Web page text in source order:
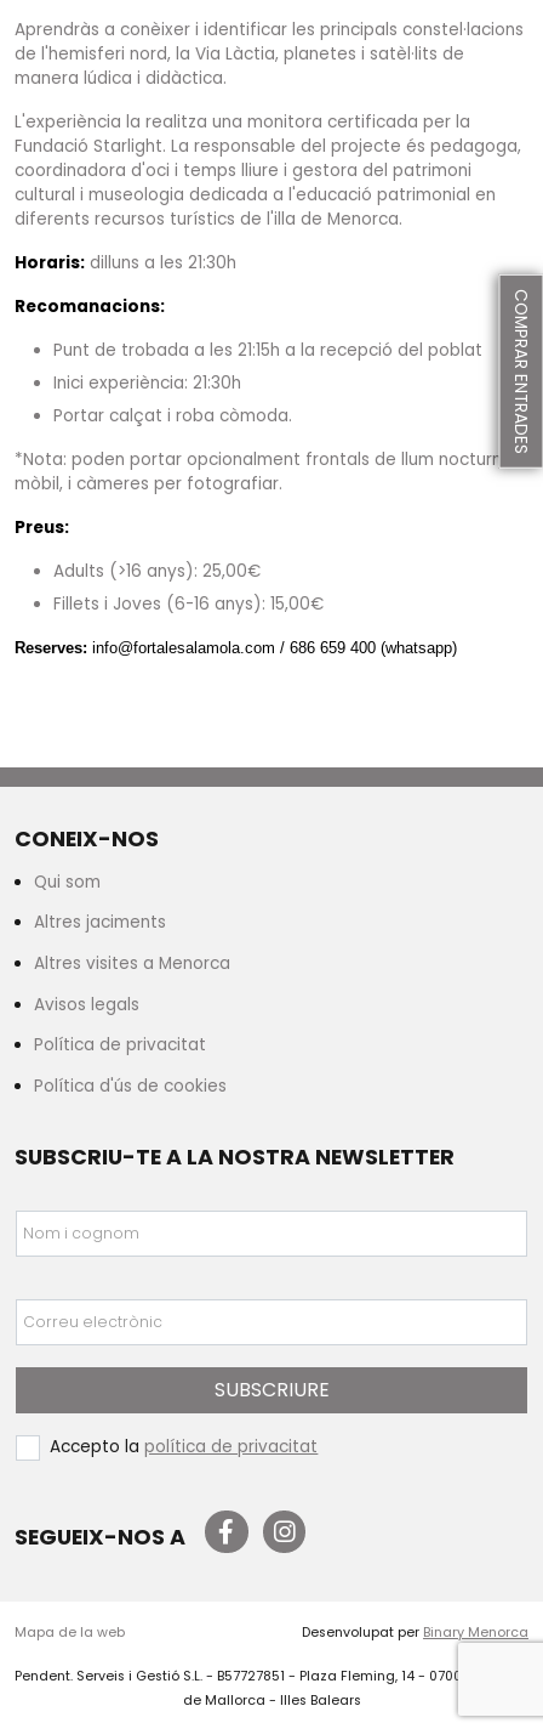
Aprendràs a conèixer i identificar les principals constel·lacions
de l'hemisferi nord, la Via Làctia, planetes i satèl·lits de
manera lúdica i didàctica.
L'experiència la realitza una monitora certificada per la
Fundació Starlight. La responsable del projecte és pedagoga,
coordinadora d'oci i temps lliure i gestora del patrimoni
cultural i museologia dedicada a l'educació patrimonial en
diferents recursos turístics de l'illa de Menorca.
Horaris: dilluns a les 21:30h
Recomanacions:
Punt de trobada a les 21:15h a la recepció del poblat
Inici experiència: 21:30h
Portar calçat i roba còmoda.
*Nota: poden portar opcionalment frontals de llum nocturna,
mòbil, i càmeres per fotografiar.
Preus:
Adults (>16 anys): 25,00€
Fillets i Joves (6-16 anys): 15,00€
Reserves: info@fortalesalamola.com / 686 659 400 (whatsapp)
COMPRAR ENTRADES
CONEIX-NOS
Qui som
Altres jaciments
Altres visites a Menorca
Avisos legals
Política de privacitat
Política d'ús de cookies
SUBSCRIU-TE A LA NOSTRA NEWSLETTER
Nom i cognom
Correu electrònic
SUBSCRIURE
Accepto lapolítica de privacitat
SEGUEIX-NOS A
Mapa de la web Desenvolupat per Binary Menorca
Pendent. Serveis i Gestió S.L. - B57727851 - Plaza Fleming, 14 - 07004 - Palma
de Mallorca - Illes Balears